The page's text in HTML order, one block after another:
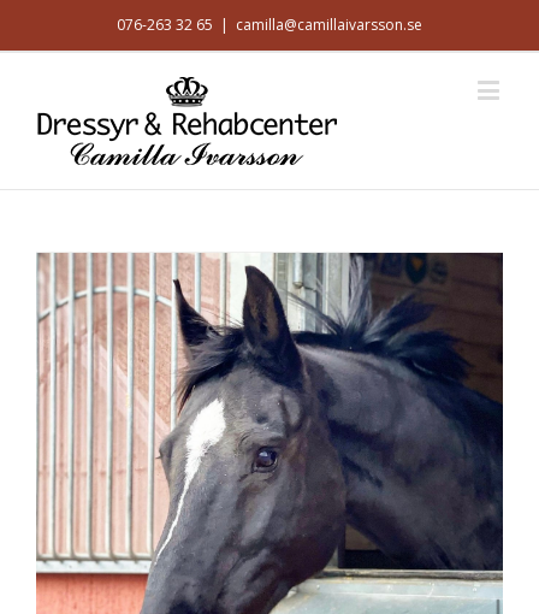
076-263 32 65 | camilla@camillaivarsson.se